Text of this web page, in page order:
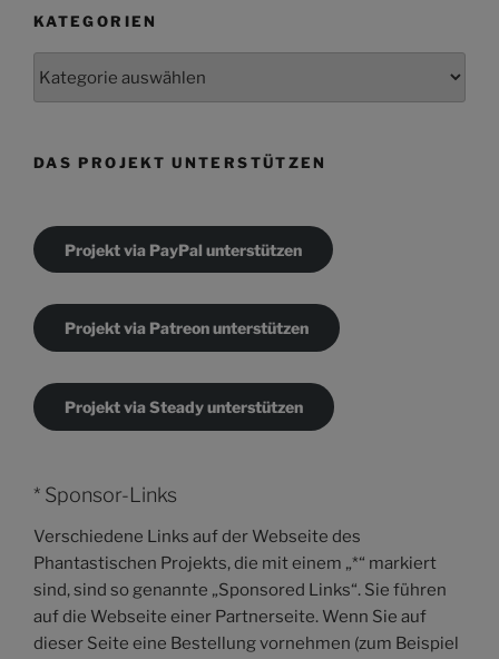
KATEGORIEN
DAS PROJEKT UNTERSTÜTZEN
Projekt via PayPal unterstützen
Projekt via Patreon unterstützen
Projekt via Steady unterstützen
* Sponsor-Links
Verschiedene Links auf der Webseite des
Phantastischen Projekts, die mit einem „*“ markiert
sind, sind so genannte „Sponsored Links“. Sie führen
auf die Webseite einer Partnerseite. Wenn Sie auf
dieser Seite eine Bestellung vornehmen (zum Beispiel